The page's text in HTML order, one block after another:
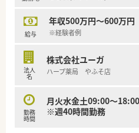
＜福利厚生面＞
理の研修など幅広い内容で実
■育児休業・介護休業・看護
就業できる環境づくりに取り
もありお休みも取得しやすい
給与
年収500万円～600万円
※経験者例
法人
名
株式会社ユーガ
ハープ薬局 やふそ店
勤務
時間
月火水金土09:00～
※週40時間勤務